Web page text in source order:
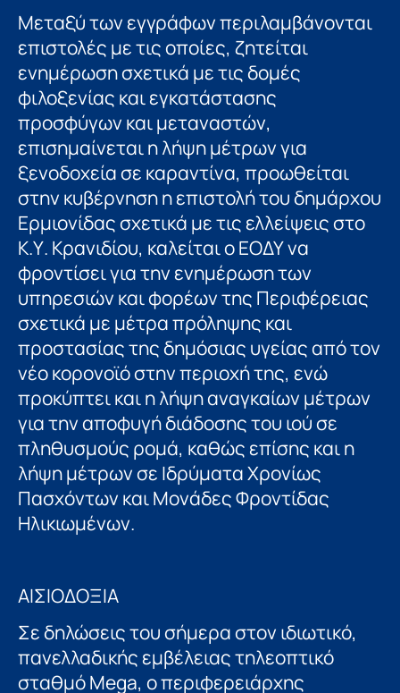
Μεταξύ των εγγράφων περιλαμβάνονται
επιστολές με τις οποίες, ζητείται
ενημέρωση σχετικά με τις δομές
φιλοξενίας και εγκατάστασης
προσφύγων και μεταναστών,
επισημαίνεται η λήψη μέτρων για
ξενοδοχεία σε καραντίνα, προωθείται
στην κυβέρνηση η επιστολή του δημάρχου
Ερμιονίδας σχετικά με τις ελλείψεις στο
Κ.Υ. Κρανιδίου, καλείται ο ΕΟΔΥ να
φροντίσει για την ενημέρωση των
υπηρεσιών και φορέων της Περιφέρειας
σχετικά με μέτρα πρόληψης και
προστασίας της δημόσιας υγείας από τον
νέο κορονοϊό στην περιοχή της, ενώ
προκύπτει και η λήψη αναγκαίων μέτρων
για την αποφυγή διάδοσης του ιού σε
πληθυσμούς ρομά, καθώς επίσης και η
λήψη μέτρων σε Ιδρύματα Χρονίως
Πασχόντων και Μονάδες Φροντίδας
Ηλικιωμένων.
ΑΙΣΙΟΔΟΞΙΑ
Σε δηλώσεις του σήμερα στον ιδιωτικό,
πανελλαδικής εμβέλειας τηλεοπτικό
σταθμό Mega, ο περιφερειάρχης